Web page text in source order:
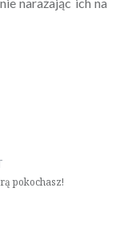
pokochasz!